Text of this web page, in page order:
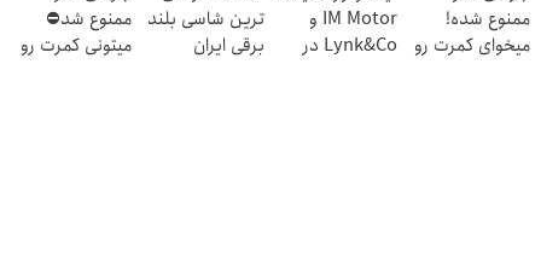
با40%تخفیف)
ممنوع شده!
میخوای کمرت رو
IM Motor و
Lynk&Co در
ترین شاسی بلند
برقی ایران
ممنوع شد⛔
میتونی کمرت رو